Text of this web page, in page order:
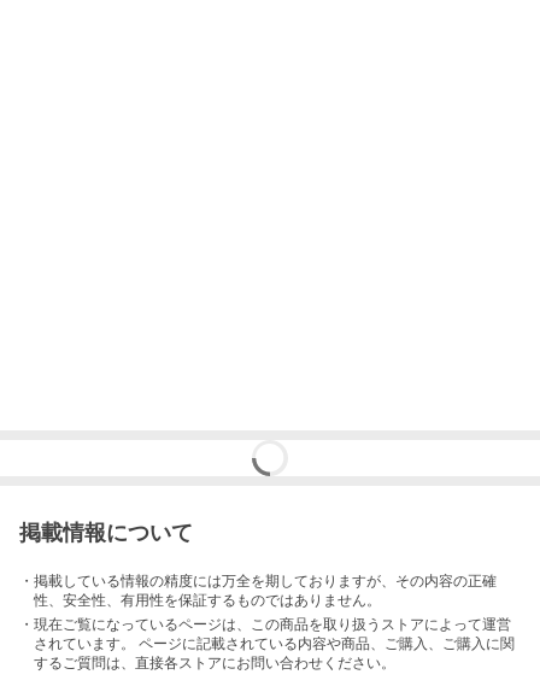
掲載情報について
・掲載している情報の精度には万全を期しておりますが、その内容の正確
性、安全性、有用性を保証するものではありません。
・現在ご覧になっているページは、この商品を取り扱うストアによって運営
されています。 ページに記載されている内容や商品、ご購入 、ご購入に関
するご質問は、直接各ストアにお問い合わせください。